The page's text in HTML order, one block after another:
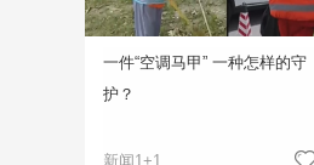
一件“空调马甲” 一种怎样的守
护？
新闻1+1